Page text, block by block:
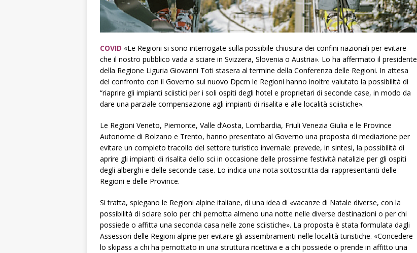
COVID «Le Regioni si sono interrogate sulla possibile chiusura dei confini nazionali per evitare
che il nostro pubblico vada a sciare in Svizzera, Slovenia o Austria». Lo ha affermato il presidente
della Regione Liguria Giovanni Toti stasera al termine della Conferenza delle Regioni. In attesa
del confronto con il Governo sul nuovo Dpcm le Regioni hanno inoltre valutato la possibilità di
“riaprire gli impianti sciistici per i soli ospiti degli hotel e proprietari di seconde case, in modo da
dare una parziale compensazione agli impianti di risalita e alle località sciistiche».
Le Regioni Veneto, Piemonte, Valle d’Aosta, Lombardia, Friuli Venezia Giulia e le Province
Autonome di Bolzano e Trento, hanno presentato al Governo una proposta di mediazione per
evitare un completo tracollo del settore turistico invernale: prevede, in sintesi, la possibilità di
aprire gli impianti di risalita dello sci in occasione delle prossime festività natalizie per gli ospiti
degli alberghi e delle seconde case. Lo indica una nota sottoscritta dai rappresentanti delle
Regioni e delle Province.
Si tratta, spiegano le Regioni alpine italiane, di una idea di «vacanze di Natale diverse, con la
possibilità di sciare solo per chi pernotta almeno una notte nelle diverse destinazioni o per chi
possiede o affitta una seconda casa nelle zone sciistiche». La proposta è stata formulata dagli
Assessori delle Regioni alpine per evitare gli assembramenti nelle località turistiche. «Concedere
lo skipass a chi ha pernottato in una struttura ricettiva e a chi possiede o prende in affitto una